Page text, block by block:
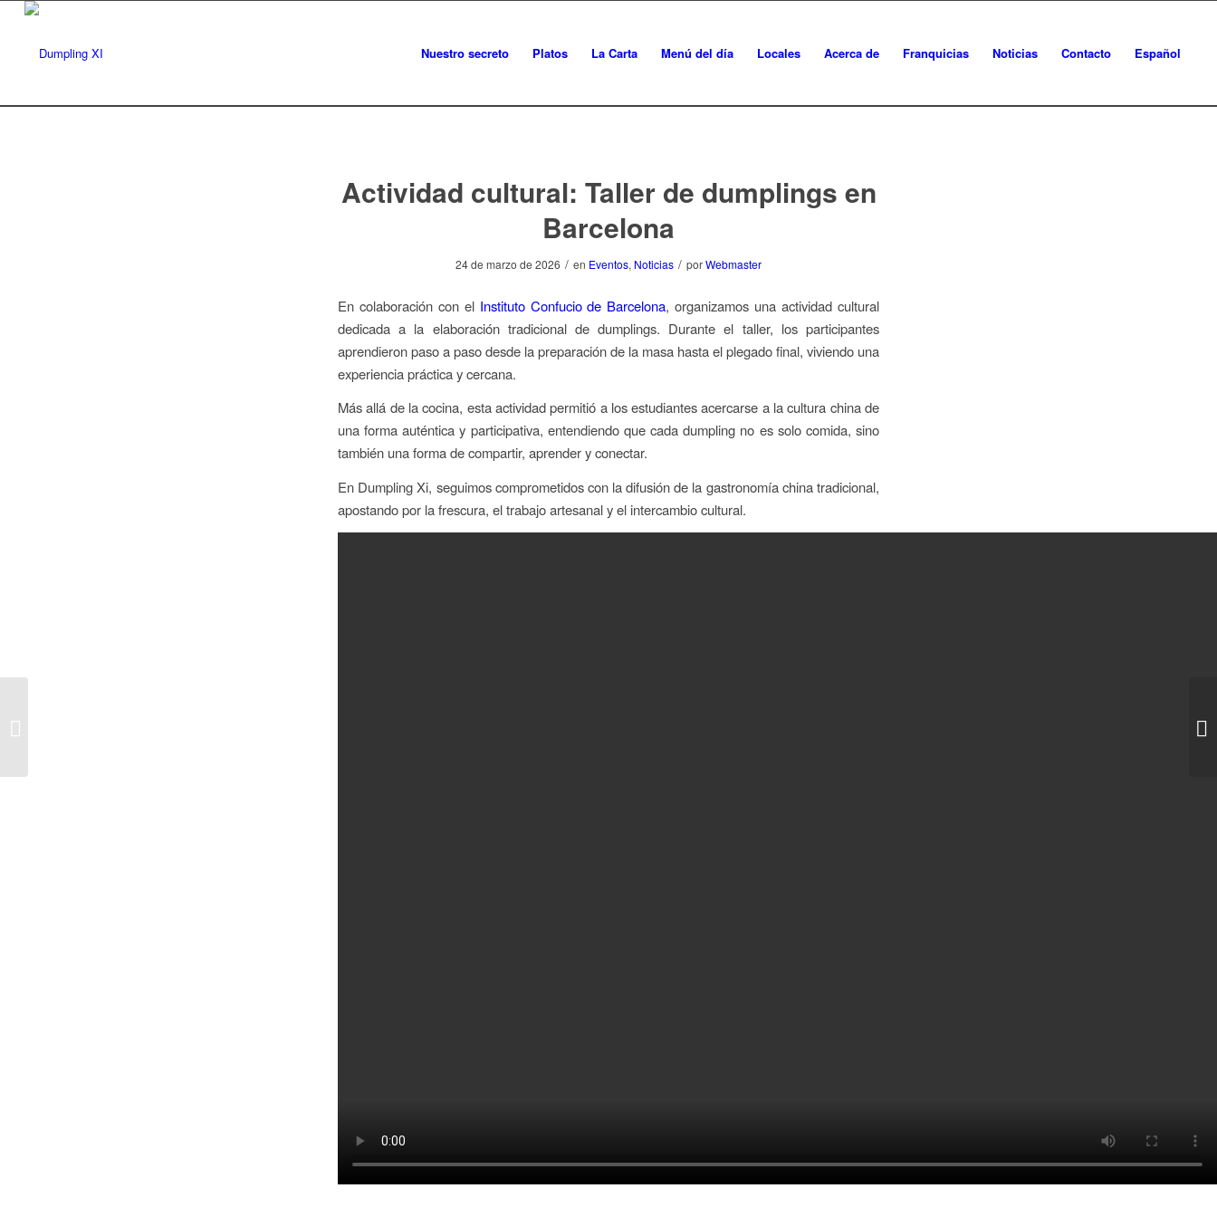
Nuestro secreto Platos La Carta Menú del día Locales Acerca de Franquicias Noticias Contacto Español
Actividad cultural: Taller de dumplings en
Barcelona
24 de marzo de 2026 / en Eventos, Noticias / porWebmaster
En colaboración con el Instituto Confucio de Barcelona, organizamos una actividad cultural
dedicada a la elaboración tradicional de dumplings. Durante el taller, los participantes
aprendieron paso a paso desde la preparación de la masa hasta el plegado final, viviendo una
experiencia práctica y cercana.
Más allá de la cocina, esta actividad permitió a los estudiantes acercarse a la cultura china de
una forma auténtica y participativa, entendiendo que cada dumpling no es solo comida, sino
también una forma de compartir, aprender y conectar.
En Dumpling Xi, seguimos comprometidos con la difusión de la gastronomía china tradicional,
apostando por la frescura, el trabajo artesanal y el intercambio cultural.